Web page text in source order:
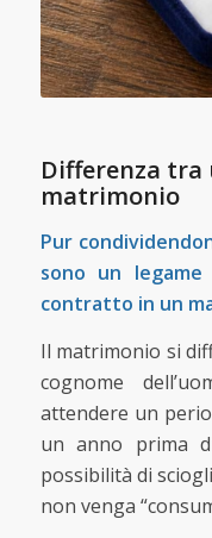
Differenza tra
matrimonio
Pur
sono un
contratto in un
Il matrimonio si
cognome
attendere un
un anno prima
possibilità di
non venga